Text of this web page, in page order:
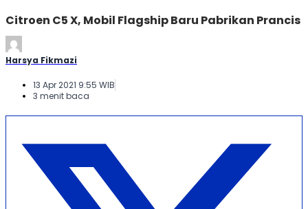
Citroen C5 X, Mobil Flagship Baru Pabrikan Prancis
Harsya Fikmazi
13 Apr 2021 9:55 WIB
3 menit baca